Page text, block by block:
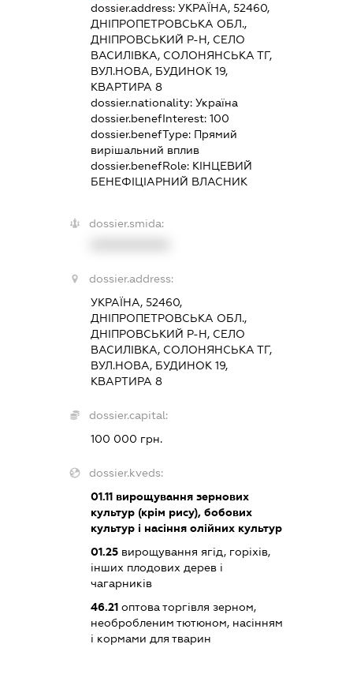
dossier.address:УКРАЇНА, 52460,
ДНІПРОПЕТРОВСЬКА ОБЛ.,
ДНІПРОВСЬКИЙ Р-Н, СЕЛО
ВАСИЛІВКА, СОЛОНЯНСЬКА ТГ,
ВУЛ.НОВА, БУДИНОК 19,
КВАРТИРА 8
dossier.nationality:Україна
dossier.benefInterest:100
dossier.benefType: Прямий
вирішальний вплив
dossier.benefRole: КІНЦЕВИЙ
БЕНЕФІЦІАРНИЙ ВЛАСНИК
dossier.smida:
dossier.address:
УКРАЇНА, 52460,
ДНІПРОПЕТРОВСЬКА ОБЛ.,
ДНІПРОВСЬКИЙ Р-Н, СЕЛО
ВАСИЛІВКА, СОЛОНЯНСЬКА ТГ,
ВУЛ.НОВА, БУДИНОК 19,
КВАРТИРА 8
dossier.capital:
100 000 грн.
dossier.kveds:
01.11 вирощування зернових
культур (крім рису), бобових
культур і насіння олійних культур
01.25 вирощування ягід, горіхів,
інших плодових дерев і
чагарників
46.21 оптова торгівля зерном,
необробленим тютюном, насінням
і кормами для тварин